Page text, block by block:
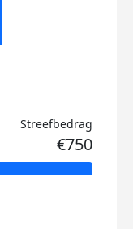
Streefbedrag
€750